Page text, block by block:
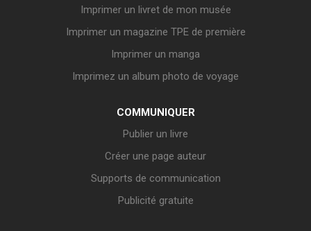
Imprimer un livret de mon musée
Imprimer un magazine TPE de première
Imprimer un manga
Imprimez un album photo de voyage
COMMUNIQUER
Publier un livre
Créer une page auteur
Supports de communication
Publicité gratuite